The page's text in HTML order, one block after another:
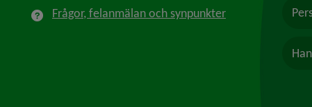
Frågor, felanmälan och synpunkter